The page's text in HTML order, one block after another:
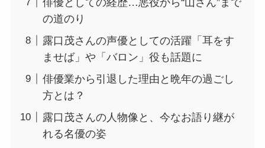
の道のり
露口茂さんの声優としての活躍「耳をす
ませば」や「バロン」役も話題に
俳優業から引退した理由と晩年の過ごし
方とは？
露口茂さんの人物像と、今なお語り継が
れる名優の姿